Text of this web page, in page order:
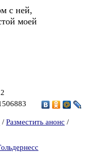
с ней,
моей
/ Разместить анонс /